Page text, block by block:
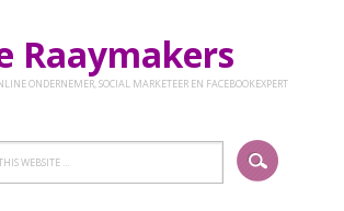
Raaymakers
ONDERNEMER, SOCIAL MARKETEER EN FACEBOOKEXPERT